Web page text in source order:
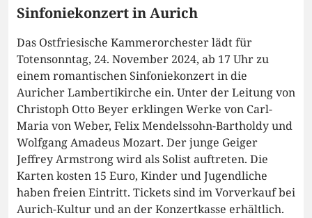
Sinfoniekonzert in Aurich
Das Ostfriesische Kammerorchester lädt für
Totensonntag, 24. November 2024, ab 17 Uhr zu
einem romantischen Sinfoniekonzert in die
Auricher Lambertikirche ein. Unter der Leitung von
Christoph Otto Beyer erklingen Werke von Carl-
Maria von Weber, Felix Mendelssohn-Bartholdy und
Wolfgang Amadeus Mozart. Der junge Geiger
Jeffrey Armstrong wird als Solist auftreten. Die
Karten kosten 15 Euro, Kinder und Jugendliche
haben freien Eintritt. Tickets sind im Vorverkauf bei
Aurich-Kultur und an der Konzertkasse erhältlich.